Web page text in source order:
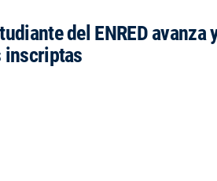
del ENRED avanza
inscriptas